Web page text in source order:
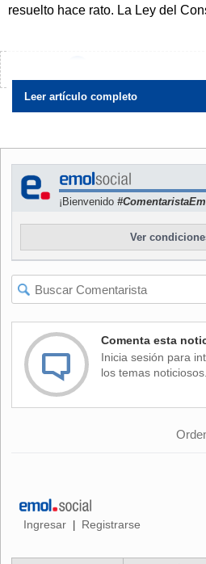
resuelto hace rato. La Ley del
Con respecto a los problemas de
registraba la compañía hasta
tono irónico que ésta era "un
naturaleza, ya que nadie sabía
ocultaba todo".
Del mismo modo, Barros expresó
materialización del aumento de
millones que la empresa
segundo trimestre de 2012, pese
excepción de Habitat, han
Según Barros, el aumento tendrá
contingencias están acotadas, las
crisis y la empresa no va a
Leer artículo completo
¡Bienvenido
Ver
Comenta esta
Inicia sesión para
los temas noticiosos.
Ingresar Registrarse